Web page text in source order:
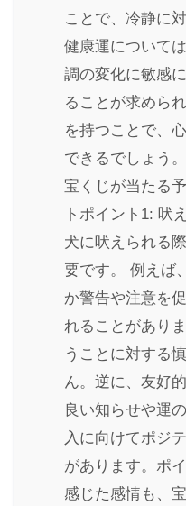
ことで、冷静に
健康運について
調の変化に敏感
ることが求めら
を持つことで、
できるでしょう
宝くじが当たる
トポイント1: 吠
犬に吠えられる
要です。 例えば
か警告や注意を
れることがあり
うことに対する
ん。逆に、友好
良い知らせや運
入に向けてポジ
があります。ポ
感じた感情も、